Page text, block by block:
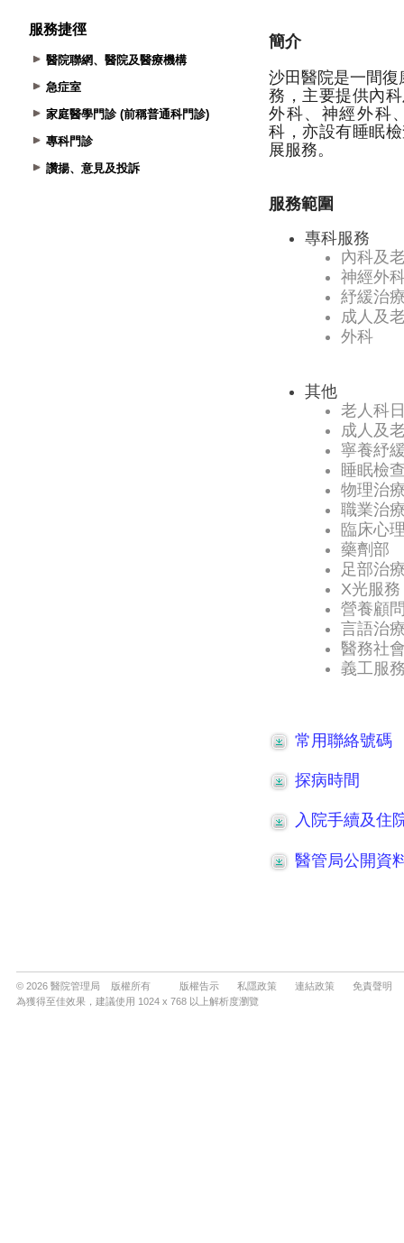
服務捷徑
醫院聯網、醫院及醫療機構
急症室
家庭醫學門診 (前稱普通科門診)
專科門診
讚揚、意見及投訴
© 2026 醫院管理局 版權所有 版權告示 私隱政策 連結政策
免責聲明
為獲得至佳效果，建議使用 1024 x 768 以上解析度瀏覽